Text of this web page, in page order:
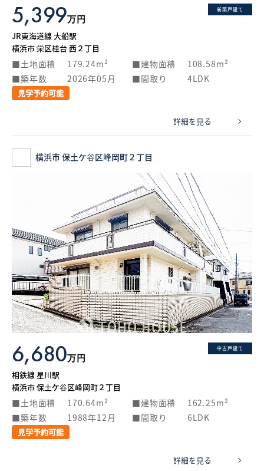
新築戸建て
5,399万円
JR東海道線 大船駅
横浜市 栄区桂台 西２丁目
土地面積 179.24m² 建物面積
108.58m²
築年数
2026年05月 間取り 4LDK
見学予約可能
詳細を見る
横浜市 保土ケ谷区峰岡町２丁目
中古戸建て
6,680万円
相鉄線 星川駅
横浜市 保土ケ谷区峰岡町２丁目
土地面積 170.64m² 建物面積
162.25m²
築年数
1988年12月 間取り 6LDK
見学予約可能
詳細を見る